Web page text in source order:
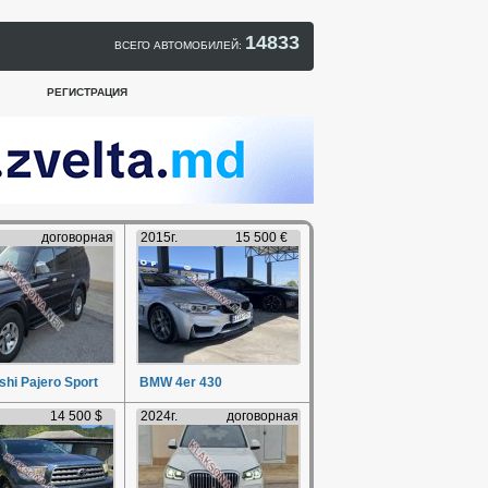
ВСЕГО АВТОМОБИЛЕЙ: 14833
РЕГИСТРАЦИЯ
договорная
Pajero Sport
2015г. 15 500 €
BMW 4er 430
14 500 $ 2024г. договорная